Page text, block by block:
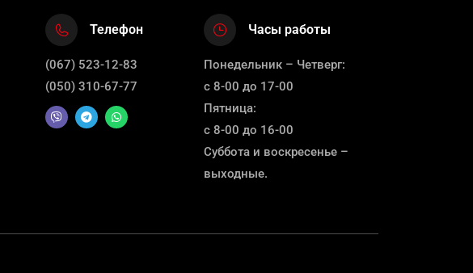
Телефон
(067) 523-12-83
(050) 310-67-77
Часы работы
Понедельник – Четверг:
с 8-00 до 17-00
Пятница:
с 8-00 до 16-00
Суббота и воскресенье –
выходные.